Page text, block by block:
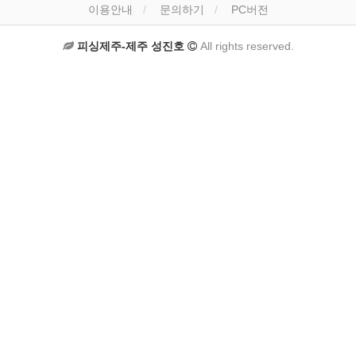
이용안내 문의하기 PC버전
피싱제주-제주 성진호 All rights reserved.